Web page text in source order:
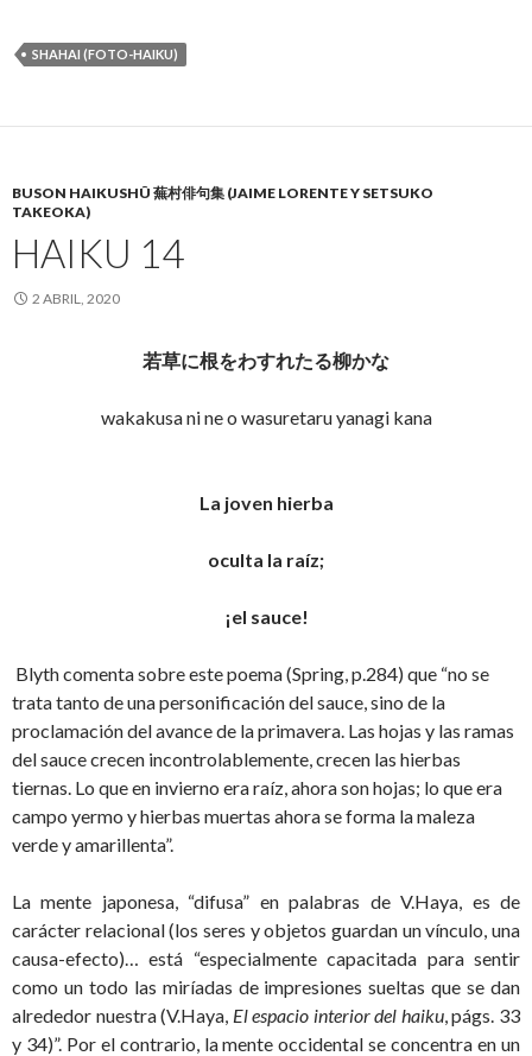
SHAHAI (FOTO-HAIKU)
BUSON HAIKUSHÛ 蕪村俳句集 (JAIME LORENTE Y SETSUKO
TAKEOKA)
HAIKU 14
2 ABRIL, 2020
若草に根をわすれたる柳かな
wakakusa ni ne o wasuretaru yanagi kana
La joven hierba
oculta la raíz;
¡el sauce!
Blyth comenta sobre este poema (Spring, p.284) que “no se
trata tanto de una personificación del sauce, sino de la
proclamación del avance de la primavera. Las hojas y las ramas
del sauce crecen incontrolablemente, crecen las hierbas
tiernas. Lo que en invierno era raíz, ahora son hojas; lo que era
campo yermo y hierbas muertas ahora se forma la maleza
verde y amarillenta”.
La mente japonesa, “difusa” en palabras de V.Haya, es de
carácter relacional (los seres y objetos guardan un vínculo, una
causa-efecto)… está “especialmente capacitada para sentir
como un todo las miríadas de impresiones sueltas que se dan
alrededor nuestra (V.Haya, El espacio interior del haiku, págs. 33
y 34)”. Por el contrario, la mente occidental se concentra en un